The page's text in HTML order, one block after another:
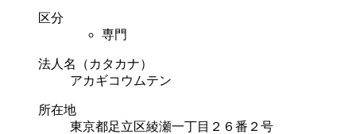
区分
専門
法人名（カタカナ）
アカギコウムテン
所在地
東京都足立区綾瀬一丁目２６番２号